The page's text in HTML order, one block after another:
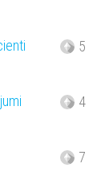
5
4
7